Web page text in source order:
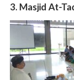
3. Masjid At-